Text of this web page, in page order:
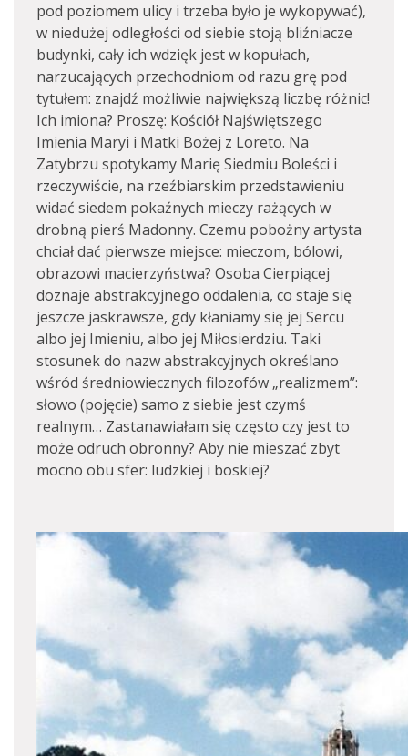
pod poziomem ulicy i trzeba było je wykopywać),
w niedużej odległości od siebie stoją bliźniacze
budynki, cały ich wdzięk jest w kopułach,
narzucających przechodniom od razu grę pod
tytułem: znajdź możliwie największą liczbę różnic!
Ich imiona? Proszę: Kościół Najświętszego
Imienia Maryi i Matki Bożej z Loreto. Na
Zatybrzu spotykamy Marię Siedmiu Boleści i
rzeczywiście, na rzeźbiarskim przedstawieniu
widać siedem pokaźnych mieczy rażących w
drobną pierś Madonny. Czemu pobożny artysta
chciał dać pierwsze miejsce: mieczom, bólowi,
obrazowi macierzyństwa? Osoba Cierpiącej
doznaje abstrakcyjnego oddalenia, co staje się
jeszcze jaskrawsze, gdy kłaniamy się jej Sercu
albo jej Imieniu, albo jej Miłosierdziu. Taki
stosunek do nazw abstrakcyjnych określano
wśród średniowiecznych filozofów „realizmem”:
słowo (pojęcie) samo z siebie jest czymś
realnym… Zastanawiałam się często czy jest to
może odruch obronny? Aby nie mieszać zbyt
mocno obu sfer: ludzkiej i boskiej?